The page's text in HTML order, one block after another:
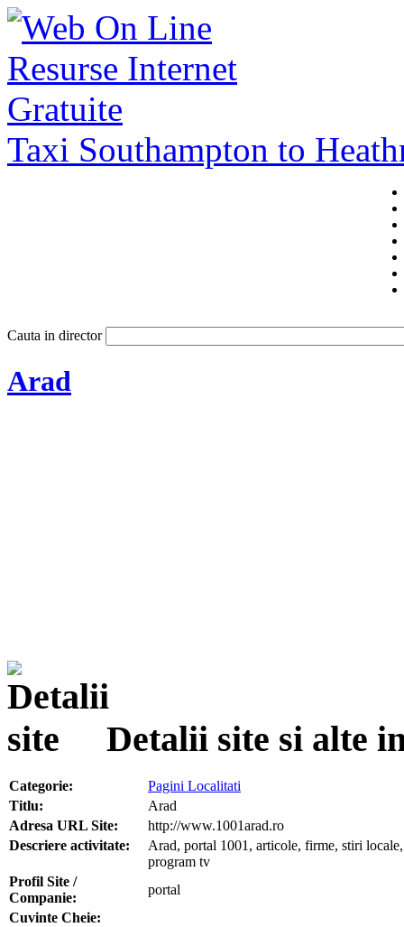
Taxi Southampton to
Cauta in director
Arad
Detalii site si alte
Categorie:
Pagini Localitati
Titlu:
Arad
Adresa URL Site:
http://www.1001arad.ro
Descriere activitate:
Arad, portal 1001, articole, firme, stiri
program tv
Profil Site /
Companie:
portal
Cuvinte Cheie: